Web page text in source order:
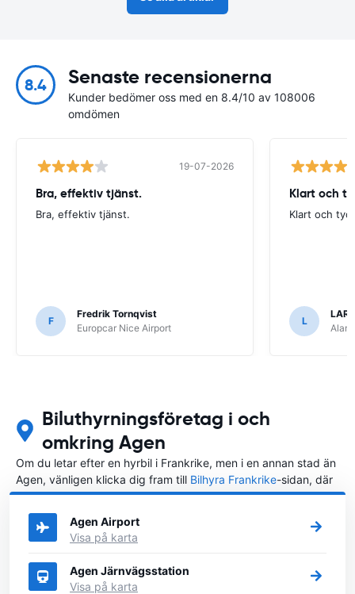
8.4 Senaste recensionerna
Kunder bedömer oss med en 8.4/10 av 108006
omdömen
19-07-2026
Bra, effektiv tjänst.
Bra, effektiv tjänst.
F
Fredrik Tornqvist
Europcar Nice Airport
Klart och
Klart och
L
Biluthyrningsföretag i och
omkring Agen
Om du letar efter en hyrbil i Frankrike, men i en annan stad än
Agen, vänligen klicka dig fram till Bilhyra Frankrike-sidan, där
du kan välja i vilken stad i Frankrike du vill hyra en bil.
Agen Airport
Visa på karta
Agen Järnvägsstation
Visa på karta